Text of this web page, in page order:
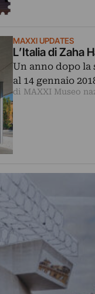
MAXXI UPDATES
L’Italia di Zaha
Un anno dopo la
al 14 gennaio
di MAXXI Museo